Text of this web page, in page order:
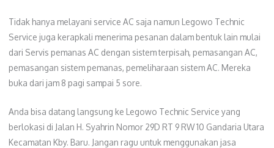
Tidak hanya melayani service AC saja namun Legowo Technic
Service juga kerapkali menerima pesanan dalam bentuk lain mulai
dari Servis pemanas AC dengan sistem terpisah, pemasangan AC,
pemasangan sistem pemanas, pemeliharaan sistem AC. Mereka
buka dari jam 8 pagi sampai 5 sore.
Anda bisa datang langsung ke Legowo Technic Service yang
berlokasi di Jalan H. Syahrin Nomor 29D RT 9 RW 10 Gandaria Utara
Kecamatan Kby. Baru. Jangan ragu untuk menggunakan jasa